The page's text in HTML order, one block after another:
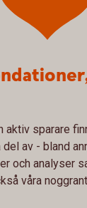
aktiv sparare
av - bland
och analyser
våra